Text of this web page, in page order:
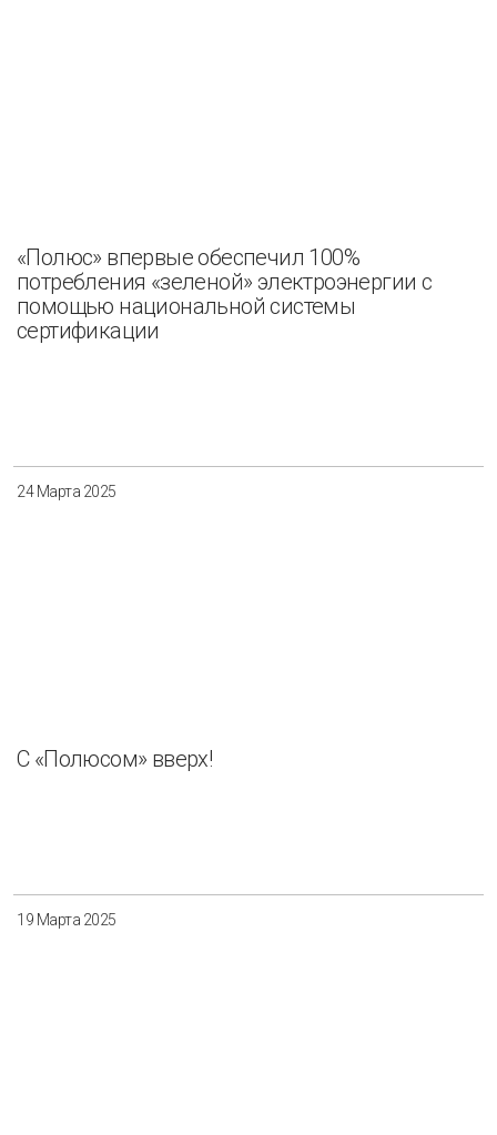
«Полюс» впервые обеспечил 100%
потребления «зеленой» электроэнергии с
помощью национальной системы
сертификации
24 Марта 2025
C «Полюсом» вверх!
19 Марта 2025